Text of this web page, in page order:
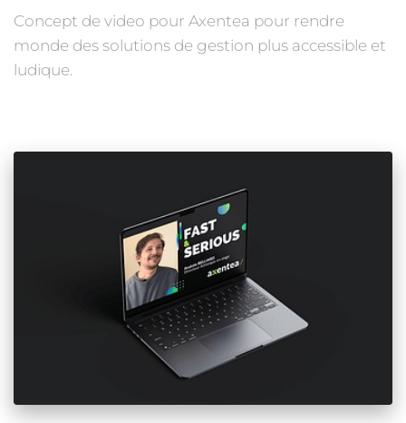
Concept de video pour Axentea pour rendre
monde des solutions de gestion plus accessible et
ludique.